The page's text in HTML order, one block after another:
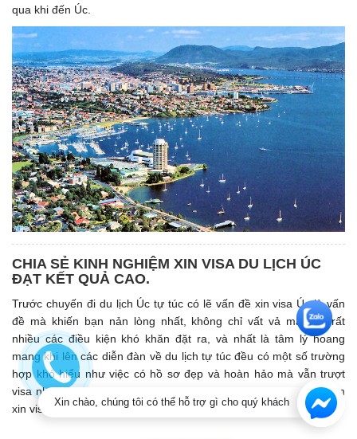
qua khi đến Úc.
CHIA SẺ KINH NGHIỆM XIN VISA DU LỊCH ÚC
ĐẠT KẾT QUẢ CAO.
Trước chuyến đi du lịch Úc tự túc có lẽ vấn đề xin visa Úc là vấn
đề mà khiến bạn nản lòng nhất, không chỉ vất vả mà còn rất
nhiều các điều kiện khó khăn đặt ra, và nhất là tâm lý hoang
mang khi lên các diễn đàn về du lịch tự túc đều có một số trường
hợp khó hiểu như việc có hồ sơ đẹp và hoàn hảo mà vẫn trượt
visa như thường. Vì vậy, 247 Visa Việt sẽ đưa ra 10 kinh nghiệm
xin visa du lịch Úc đạt kết quả cao để bạn tham khảo.
Xin chào, chúng tôi có thể hỗ trợ gì cho quý khách